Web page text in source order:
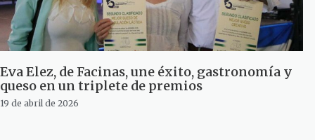
Eva Elez, de Facinas, une éxito, gastronomía y
queso en un triplete de premios
19 de abril de 2026